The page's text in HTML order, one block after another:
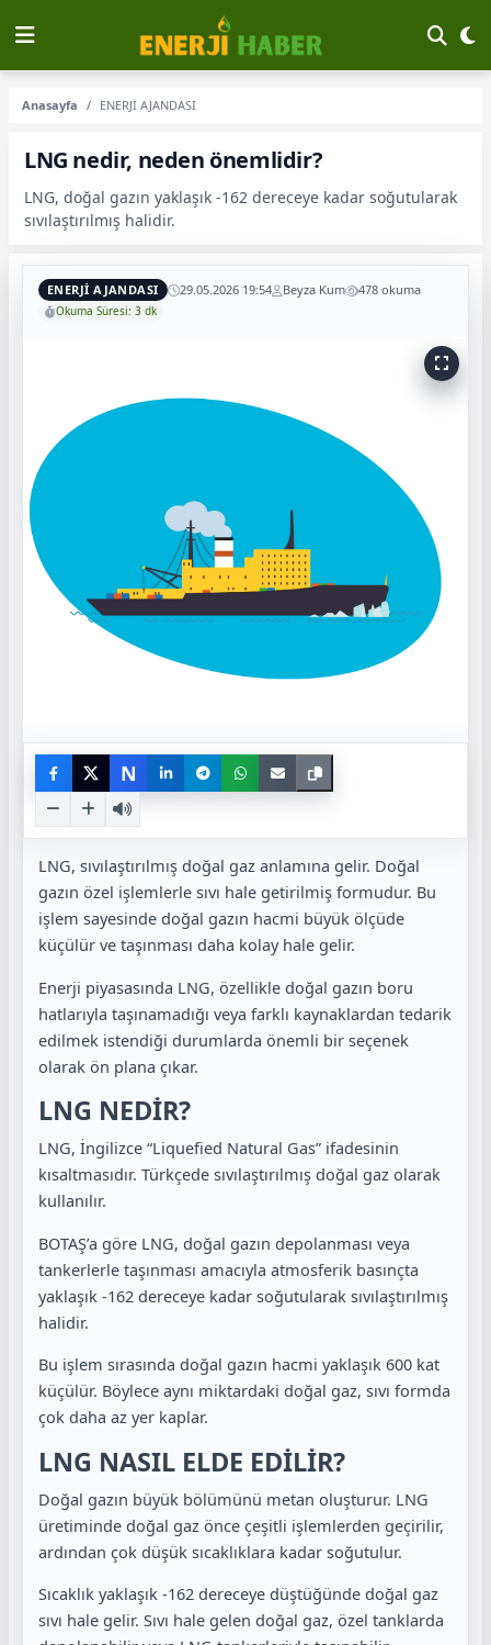
Anasayfa ENERJİ AJANDASI
LNG nedir, neden önemlidir?
LNG, doğal gazın yaklaşık -162 dereceye kadar soğutularak
sıvılaştırılmış halidir.
ENERJİ AJANDASI 29.05.2026 19:54 Beyza Kum 478 okuma
Okuma Süresi: 3 dk
N
LNG, sıvılaştırılmış doğal gaz anlamına gelir. Doğal
gazın özel işlemlerle sıvı hale getirilmiş formudur. Bu
işlem sayesinde doğal gazın hacmi büyük ölçüde
küçülür ve taşınması daha kolay hale gelir.
Enerji piyasasında LNG, özellikle doğal gazın boru
hatlarıyla taşınamadığı veya farklı kaynaklardan tedarik
edilmek istendiği durumlarda önemli bir seçenek
olarak ön plana çıkar.
LNG NEDİR?
LNG, İngilizce “Liquefied Natural Gas” ifadesinin
kısaltmasıdır. Türkçede sıvılaştırılmış doğal gaz olarak
kullanılır.
BOTAŞ’a göre LNG, doğal gazın depolanması veya
tankerlerle taşınması amacıyla atmosferik basınçta
yaklaşık -162 dereceye kadar soğutularak sıvılaştırılmış
halidir.
Bu işlem sırasında doğal gazın hacmi yaklaşık 600 kat
küçülür. Böylece aynı miktardaki doğal gaz, sıvı formda
çok daha az yer kaplar.
LNG NASIL ELDE EDİLİR?
Doğal gazın büyük bölümünü metan oluşturur. LNG
üretiminde doğal gaz önce çeşitli işlemlerden geçirilir,
ardından çok düşük sıcaklıklara kadar soğutulur.
Sıcaklık yaklaşık -162 dereceye düştüğünde doğal gaz
sıvı hale gelir. Sıvı hale gelen doğal gaz, özel tanklarda